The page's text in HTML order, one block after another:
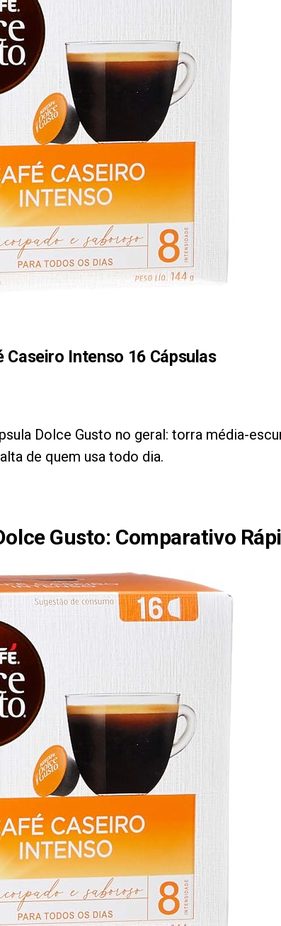
Intenso 16 Cápsulas
Dolce Gusto no geral: torra média-
de quem usa todo dia.
Gusto: Comparativo